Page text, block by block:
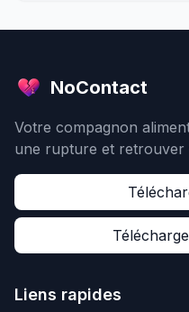
NoContact
Votre compagnon
une rupture et retrouver
Liens rapides